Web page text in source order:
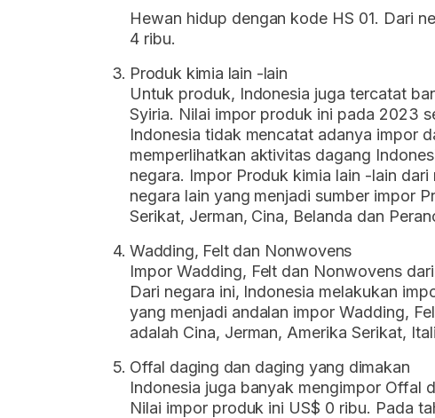
Hewan hidup dengan kode HS 01. Dari
4 ribu.
Produk kimia lain -lain
Untuk produk, Indonesia juga tercatat
Syiria. Nilai impor produk ini pada 2023
Indonesia tidak mencatat adanya impor
memperlihatkan aktivitas dagang
negara. Impor Produk kimia lain -lain
negara lain yang menjadi sumber impor
Serikat, Jerman, Cina, Belanda dan
Wadding, Felt dan Nonwovens
Impor Wadding, Felt dan Nonwovens
Dari negara ini, Indonesia melakukan
yang menjadi andalan impor Wadding,
adalah Cina, Jerman, Amerika Serikat,
Offal daging dan daging yang dimakan
Indonesia juga banyak mengimpor Offal
Nilai impor produk ini US$ 0 ribu. Pada